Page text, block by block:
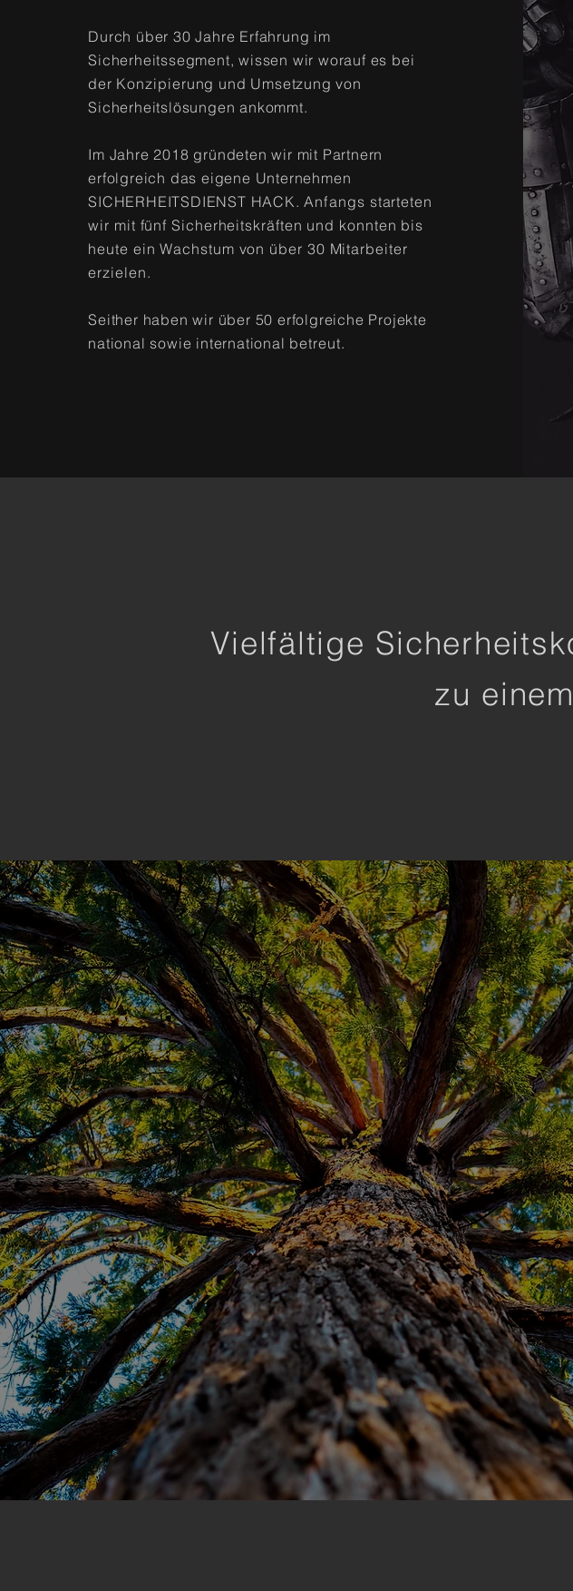
Durch über 30 Jahre Erfahrung im
Sicherheitssegment, wissen wir worauf es bei
der Konzipierung und Umsetzung von
Sicherheitslösungen ankommt.
Im Jahre 2018 gründeten wir mit Partnern
erfolgreich das eigene Unternehmen
SICHERHEITSDIENST HACK.Anfangs starteten
wir mit fünf Sicherheitskräften und konnten bis
heute ein Wachstum von über 30 Mitarbeiter
erzielen.
Seither haben wir über 50 erfolgreiche Projekte
national sowie international betreut.
Vielfältige
zu